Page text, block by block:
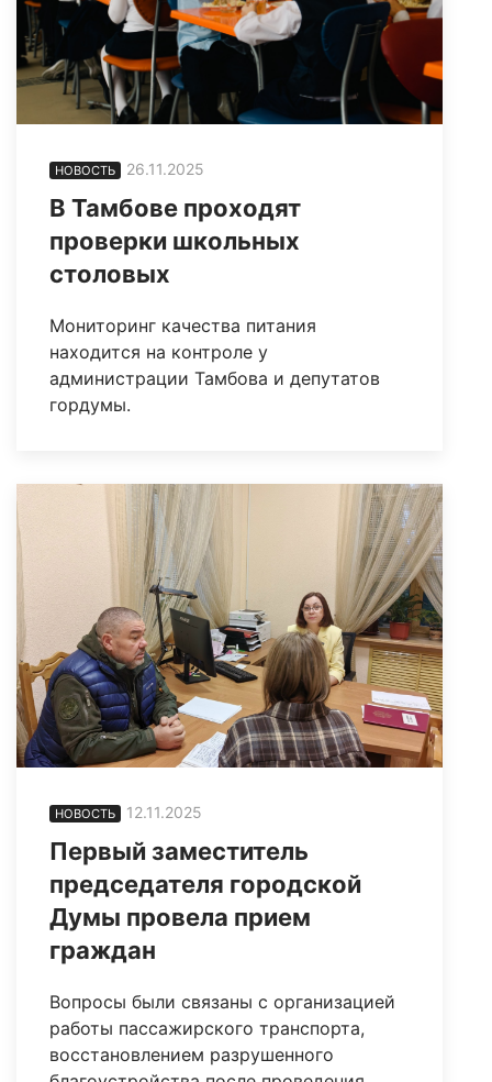
НОВОСТЬ 26.11.2025
В Тамбове проходят
проверки школьных
столовых
Мониторинг качества питания
находится на контроле у
администрации Тамбова и депутатов
гордумы.
НОВОСТЬ 12.11.2025
Первый заместитель
председателя городской
Думы провела прием
граждан
Вопросы были связаны с организацией
работы пассажирского транспорта,
восстановлением разрушенного